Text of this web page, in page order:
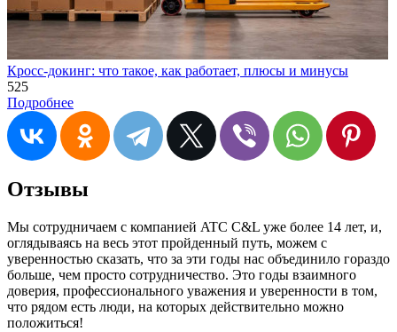
Кросс-докинг: что такое, как работает, плюсы и минусы
525
Подробнее
Отзывы
Мы сотрудничаем с компанией ATC C&L уже более 14 лет, и,
оглядываясь на весь этот пройденный путь, можем с
уверенностью сказать, что за эти годы нас объединило гораздо
больше, чем просто сотрудничество. Это годы взаимного
доверия, профессионального уважения и уверенности в том,
что рядом есть люди, на которых действительно можно
положиться!